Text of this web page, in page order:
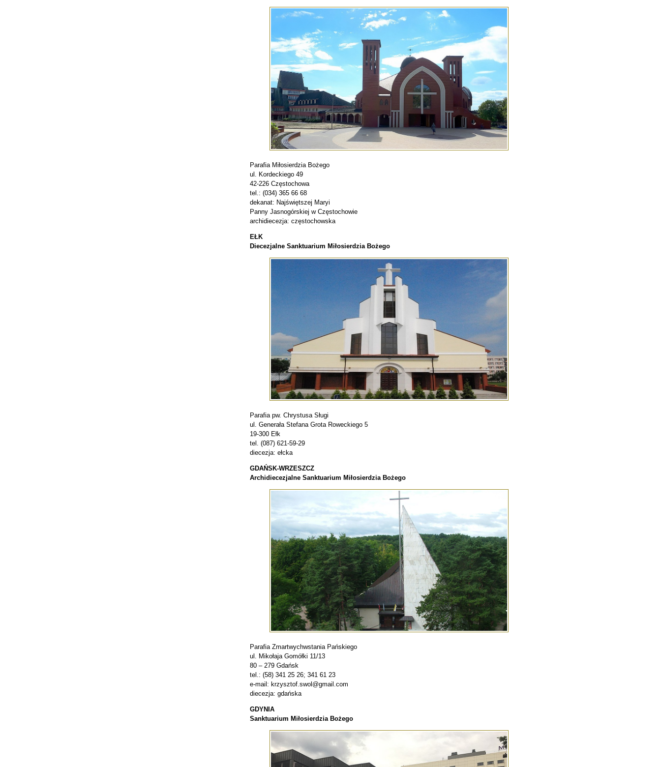
Parafia Miłosierdzia Bożego
ul. Kordeckiego 49
42-226 Częstochowa
tel.: (034) 365 66 68
dekanat: Najświętszej Maryi
Panny Jasnogórskiej w Częstochowie
archidiecezja: częstochowska
EŁK
Diecezjalne Sanktuarium Miłosierdzia Bożego
Parafia pw. Chrystusa Sługi
ul. Generała Stefana Grota Roweckiego 5
19-300 Ełk
tel. (087) 621-59-29
diecezja: ełcka
GDAŃSK-WRZESZCZ
Archidiecezjalne Sanktuarium Miłosierdzia Bożego
Parafia Zmartwychwstania Pańskiego
ul. Mikołaja Gomółki 11/13
80 – 279 Gdańsk
tel.: (58) 341 25 26; 341 61 23
e-mail: krzysztof.swol@gmail.com
diecezja: gdańska
GDYNIA
Sanktuarium Miłosierdzia Bożego